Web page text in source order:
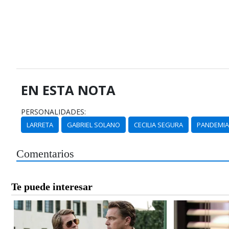
EN ESTA NOTA
PERSONALIDADES:
LARRETA GABRIEL SOLANO CECILIA SEGURA PANDEMIA
Comentarios